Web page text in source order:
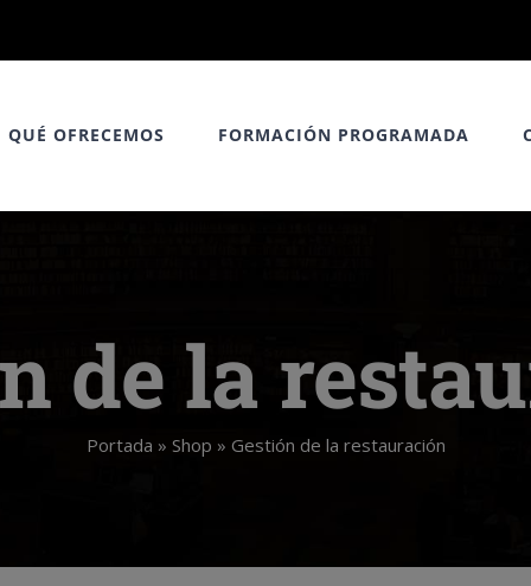
QUÉ OFRECEMOS FORMACIÓN PROGRAMADA
de la
Portada » Shop » Gestión de la restauración